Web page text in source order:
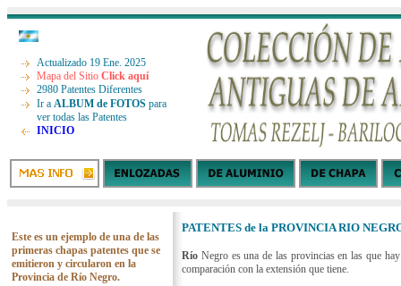
Actualizado 19 Ene. 2025
Mapa del Sitio Click aquí
2980 Patentes Diferentes
Ir a ALBUM de FOTOS para
ver todas las Patentes
INICIO
Este es un ejemplo de una de las
primeras chapas patentes que se
emitieron y circularon en la
Provincia de Río Negro.
PATENTES de la PROVINCIA RIO
Río Negro es una de las provincias en las que
comparación con la extensión que tiene.